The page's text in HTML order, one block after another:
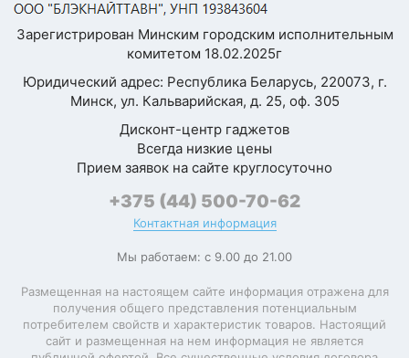
Формат SIM-карты nano-SIM, eSIM
Процессор
Платформа Qualcomm Snapdragon
Процессор
Qualcomm Snapdragon
Тактовая частота
процессора
4 320 МГц
Количество ядер 8 (2+6)
Микроархитектура
ЦПУ
Oryon V2 Phoenix L
4320 МГц + Oryon V2
Phoenix M 3530 МГц
Ваше
Я согласен с
Политикой
Зарегистрирован Минским городским исполнительным
комитетом 18.02.2025г
Юридический адрес: Республика Беларусь, 220073, г.
Минск, ул. Кальварийская, д. 25, оф. 305
Дисконт-центр гаджетов
Всегда низкие цены
Прием заявок на сайте круглосуточно
+375 (44) 500-70-62
Контактная информация
Мы работаем: с 9.00 до 21.00
Размещенная на настоящем сайте информация отражена для
получения общего представления потенциальным
потребителем свойств и характеристик товаров. Настоящий
сайт и размещенная на нем информация не является